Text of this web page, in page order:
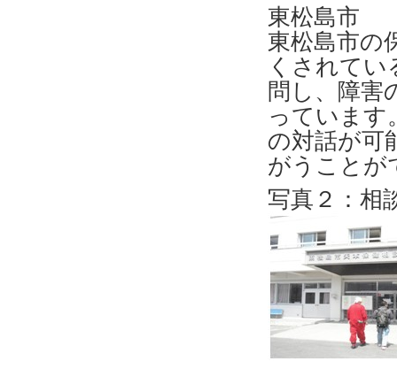
東松島市
東松島市の
くされて
問し、障害
っています
の対話が可
がうことが
写真２：相